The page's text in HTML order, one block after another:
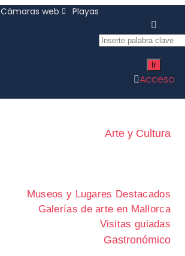
Cámaras web Playas
Acceso
Arte y Cultura
Museos y Lugares Destacados
Galerías de arte en Mallorca
Visitas guiadas
Gastronómico